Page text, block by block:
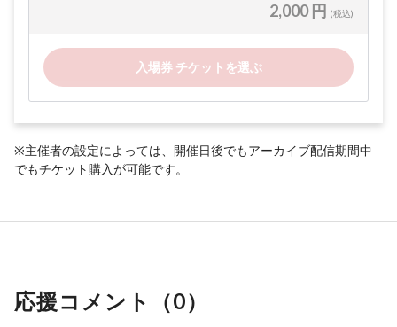
2,000 円 (税込)
入場券 チケットを選ぶ
※主催者の設定によっては、開催日後でもアーカイブ配信期間中
でもチケット購入が可能です。
応援コメント（0）